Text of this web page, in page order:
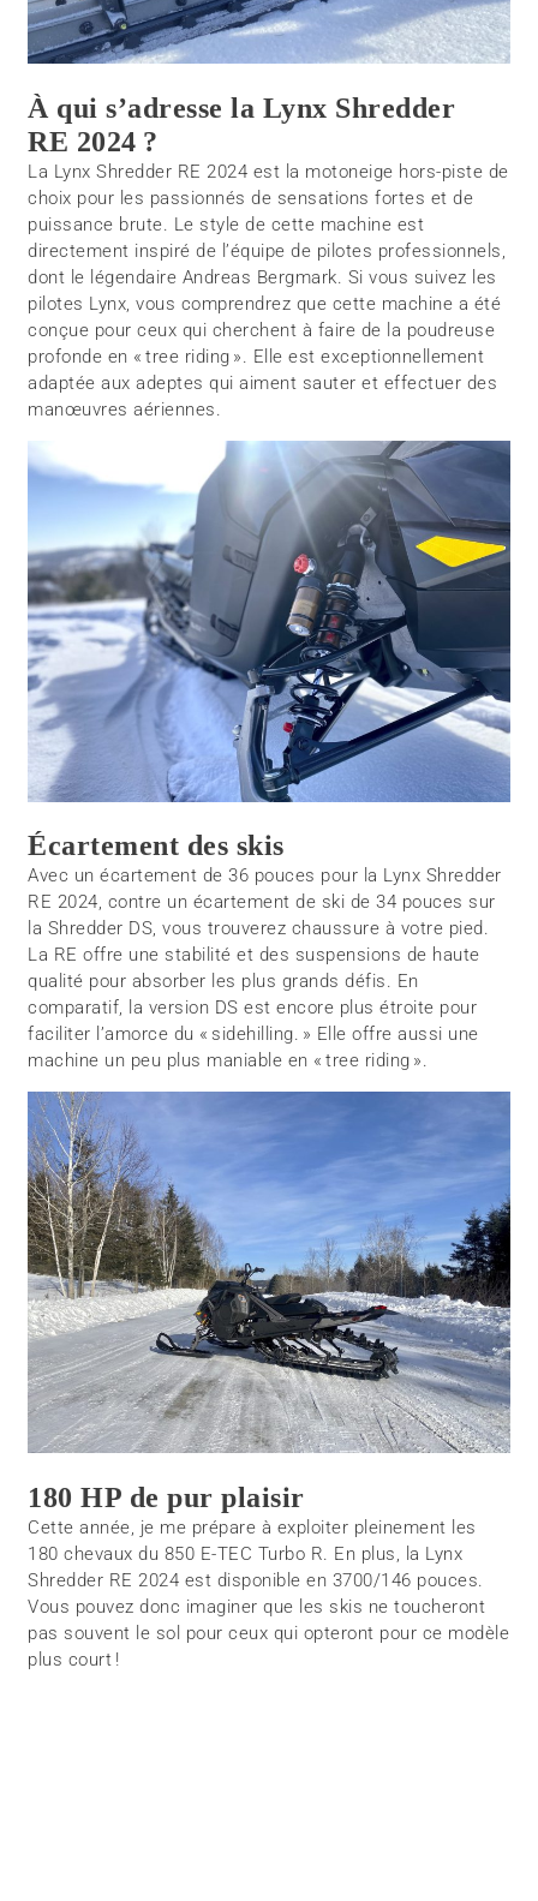
À qui s’adresse la Lynx Shredder
RE 2024 ?
La Lynx Shredder RE 2024 est la motoneige hors-piste de
choix pour les passionnés de sensations fortes et de
puissance brute. Le style de cette machine est
directement inspiré de l’équipe de pilotes professionnels,
dont le légendaire Andreas Bergmark. Si vous suivez les
pilotes Lynx, vous comprendrez que cette machine a été
conçue pour ceux qui cherchent à faire de la poudreuse
profonde en « tree riding ». Elle est exceptionnellement
adaptée aux adeptes qui aiment sauter et effectuer des
manœuvres aériennes.
Écartement des skis
Avec un écartement de 36 pouces pour la Lynx Shredder
RE 2024, contre un écartement de ski de 34 pouces sur
la Shredder DS, vous trouverez chaussure à votre pied.
La RE offre une stabilité et des suspensions de haute
qualité pour absorber les plus grands défis. En
comparatif, la version DS est encore plus étroite pour
faciliter l’amorce du « sidehilling. » Elle offre aussi une
machine un peu plus maniable en « tree riding ».
180 HP de pur plaisir
Cette année, je me prépare à exploiter pleinement les
180 chevaux du 850 E-TEC Turbo R. En plus, la Lynx
Shredder RE 2024 est disponible en 3700/146 pouces.
Vous pouvez donc imaginer que les skis ne toucheront
pas souvent le sol pour ceux qui opteront pour ce modèle
plus court !